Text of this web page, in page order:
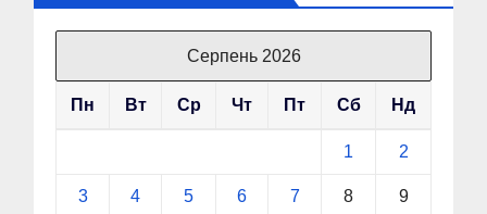
Серпень 2026
Пн Вт Ср Чт Пт Сб Нд
1 2
3 4 5 6 7 8 9